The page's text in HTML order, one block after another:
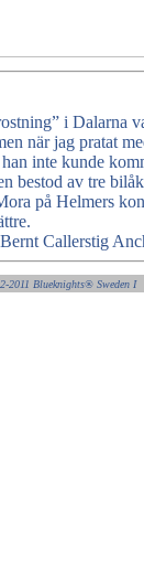
i Dalarna
när jag pratat
han inte kunde
bestod av tre
på Helmers
Callerstig
2011 Blueknights® Sweden I